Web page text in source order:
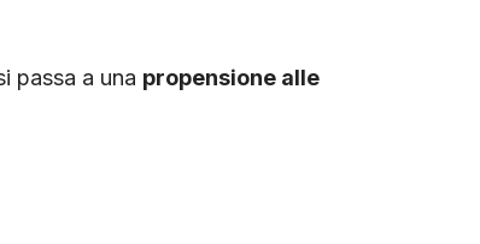
passa a una propensione alle